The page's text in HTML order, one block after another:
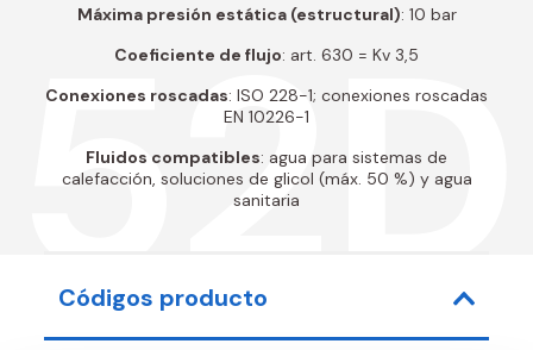
52D
Máxima presión estática (estructural): 10 bar
Coeficiente de flujo: art. 630 = Kv 3,5
Conexiones roscadas: ISO 228-1; conexiones roscadas
EN 10226-1
Fluidos compatibles: agua para sistemas de
calefacción, soluciones de glicol (máx. 50 %) y agua
sanitaria
Códigos producto